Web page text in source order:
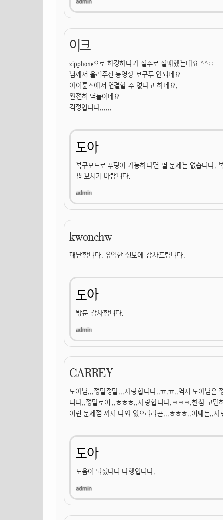
이크
zipphone으로 해킹하다가 실수로 실패했는데요 ^^;;
님께서 올려주신 동영상 보구두 안되네요
아이튠스에서 연결할 수 없다고 하네요.
완전히 벽돌이네요
걱정입니다......
도아
복구모드로 부팅이 가능하다면 별 문제는 없습니다.
꿔 보시기 바랍니다.
kwonchw
대단합니다. 유익한 정보에 감사드립니다.
도아
방문 감사합니다.
CARREY
도아님...정말정말...사랑합니다..ㅠ.ㅠ..역시 도아님은
니다..정말로여...ㅎㅎㅎ..사랑합니다.ㅋㅋㅋ.한참 고
이런 문제점 까지 나와 있으리라곤...ㅎㅎㅎ..어째든..사
도아
도움이 되셨다니 다행입니다.